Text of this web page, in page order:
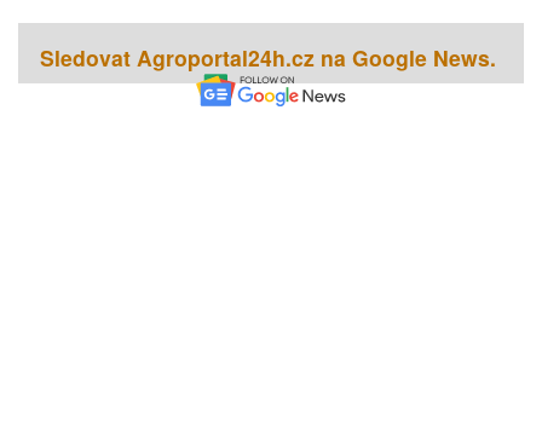
Sledovat Agroportal24h.cz na Google News.